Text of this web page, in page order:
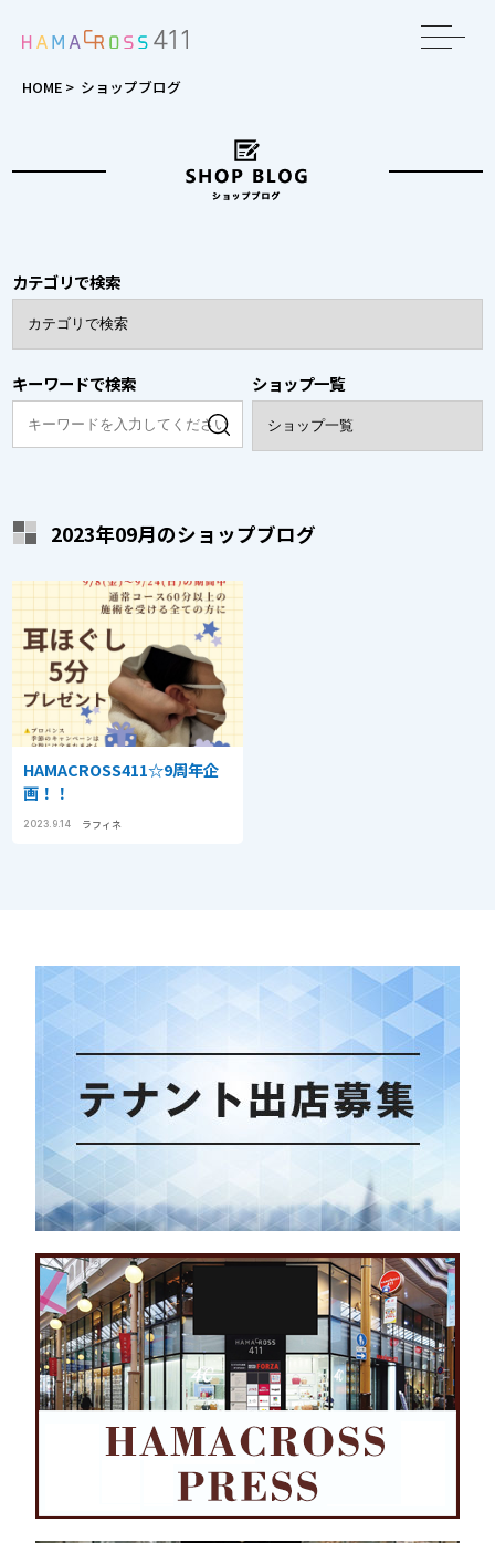
HOME > ショップブログ
カテゴリで検索
キーワードで検索 ショップ一覧
2023年09月のショップブログ
HAMACROSS411☆9周年企
画！！
2023.9.14 ラフィネ